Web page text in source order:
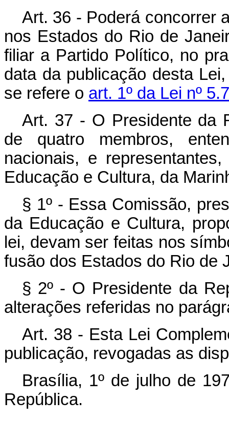
Art. 36 - Poderá concorrer
nos Estados do Rio de
filiar a Partido Político, no
data da publicação desta
se refere o art. 1º da Lei nº
Art. 37 - O Presidente da
de quatro membros,
nacionais, e
Educação e Cultura, da
§ 1º - Essa Comissão,
da Educação e Cultura,
lei, devam ser feitas nos
fusão dos Estados do Rio de
§ 2º - O Presidente da
alterações referidas no
Art. 38 - Esta Lei
publicação, revogadas as
Brasília, 1º de julho de
República.